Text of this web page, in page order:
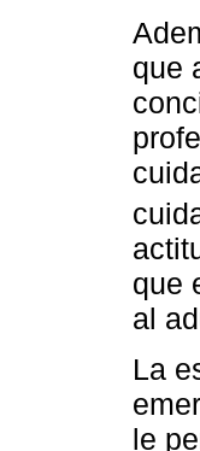
que
que
al
La
le